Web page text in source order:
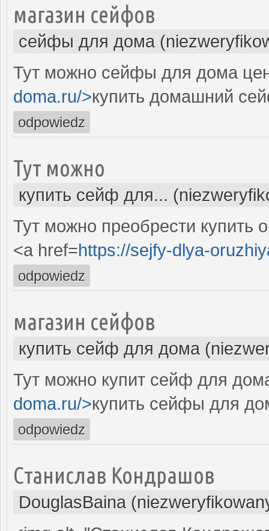
магазин сейфов
сейфы для дома
Тут можно сейфы для дома
doma.ru/>купить домашний
odpowiedz
Тут можно
купить сейф для...
Тут можно преобрести купить
<a href=https://sejfy-dlya-
odpowiedz
магазин сейфов
купить сейф для дома
Тут можно купит сейф для
doma.ru/>купить сейфы для
odpowiedz
Станислав Кондрашов
DouglasBaina